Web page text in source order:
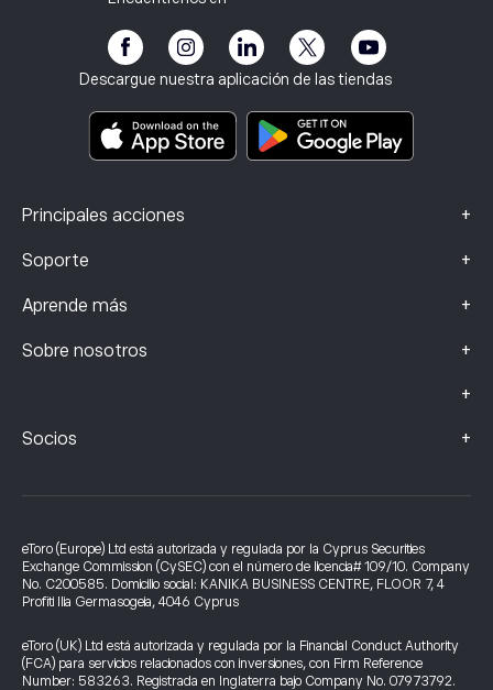
Descargue nuestra aplicación de las tiendas
Principales acciones +
Soporte +
Aprende más +
Sobre nosotros +
+
Divulgación de riesgos
Términos y condiciones
Documentos de información clave
Datos de reclamaciones (clientes de la FCA)
Socios +
Programa de afiliados
Seguro de inversión
eToro (Europe) Ltd está autorizada y regulada por la Cyprus Securities
Exchange Commission (CySEC) con el número de licencia# 109/10. Company
No. C200585. Domicilio social: KANIKA BUSINESS CENTRE, FLOOR 7, 4
Profiti Ilia Germasogeia, 4046 Cyprus
eToro (UK) Ltd está autorizada y regulada por la Financial Conduct Authority
(FCA) para servicios relacionados con inversiones, con Firm Reference
Number: 583263. Registrada en Inglaterra bajo Company No. 07973792.